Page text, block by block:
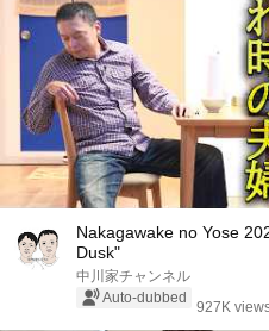
Nakagawake no Yose
Dusk"
中川家チャンネル
Auto-dubbed
927K